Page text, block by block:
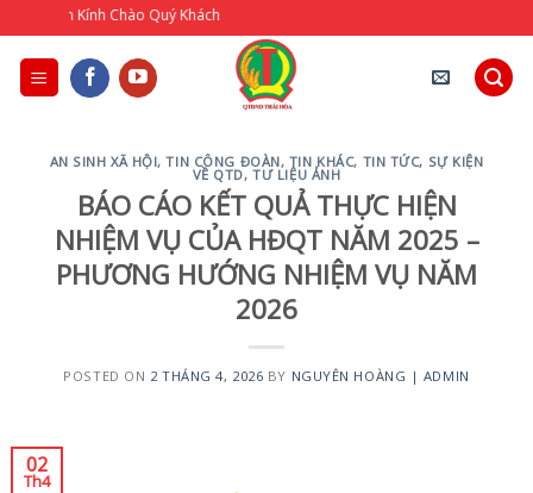
to
content
Chào Quý Khách
AN SINH XÃ HỘI,TIN CÔNG ĐOÀN, TIN KHÁC, TIN TỨC, SỰ KIỆN
VỀ QTD,TƯ LIỆU ẢNH
BÁO CÁO KẾT QUẢ THỰC HIỆN
NHIỆM VỤ CỦA HĐQT NĂM 2025 –
PHƯƠNG HƯỚNG NHIỆM VỤ NĂM
2026
POSTED ON 2 THÁNG 4, 2026 BY NGUYÊN HOÀNG | ADMIN
02
Th4